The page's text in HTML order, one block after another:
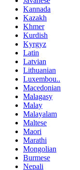
Kannada
Kazakh
Khmer
Kurdish
Kyrgyz
Latin
Latvian
Lithuanian
Luxembou..
Macedonian
Malagasy
Malay
Malayalam
Maltese
Maori
Marathi
Mongolian
Burmese
Nepali